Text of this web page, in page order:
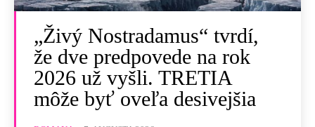
„Živý Nostradamus“ tvrdí,
že dve predpovede na rok
2026 už vyšli. TRETIA
môže byť oveľa desivejšia